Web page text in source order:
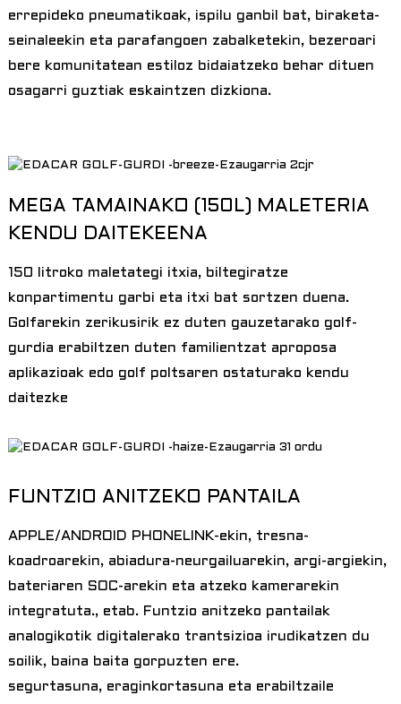
errepideko pneumatikoak, ispilu ganbil bat, biraketa-
seinaleekin eta parafangoen zabalketekin, bezeroari
bere komunitatean estiloz bidaiatzeko behar dituen
osagarri guztiak eskaintzen dizkiona.
MEGA TAMAINAKO (150L) MALETERIA
KENDU DAITEKEENA
150 litroko maletategi itxia, biltegiratze
konpartimentu garbi eta itxi bat sortzen duena.
Golfarekin zerikusirik ez duten gauzetarako golf-
gurdia erabiltzen duten familientzat aproposa
aplikazioak edo golf poltsaren ostaturako kendu
daitezke
FUNTZIO ANITZEKO PANTAILA
APPLE/ANDROID PHONELINK-ekin, tresna-
koadroarekin, abiadura-neurgailuarekin, argi-argiekin,
bateriaren SOC-arekin eta atzeko kamerarekin
integratuta., etab. Funtzio anitzeko pantailak
analogikotik digitalerako trantsizioa irudikatzen du
soilik, baina baita gorpuzten ere.
segurtasuna, eraginkortasuna eta erabiltzaile